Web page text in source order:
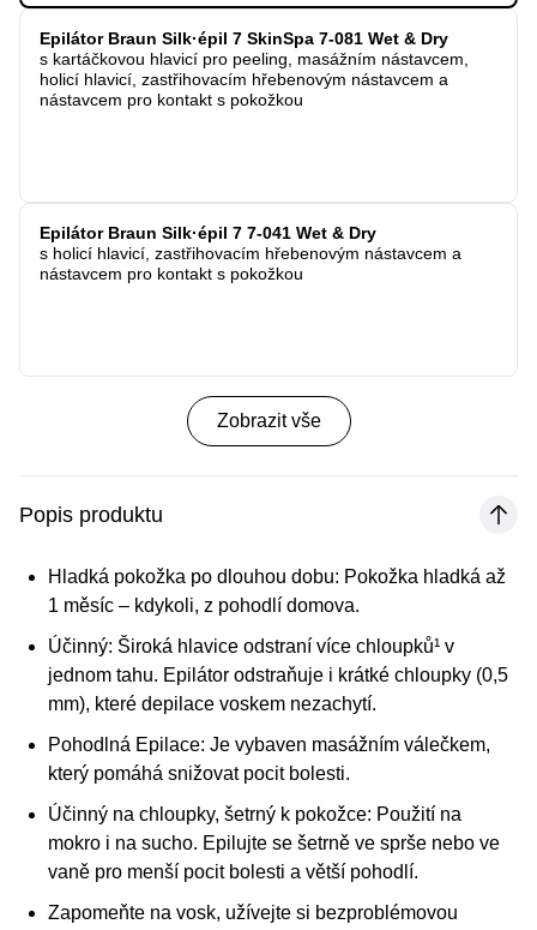
Epilátor Braun Silk·épil 7 SkinSpa 7-081 Wet & Dry
s kartáčkovou hlavicí pro peeling, masážním nástavcem,
holicí hlavicí, zastřihovacím hřebenovým nástavcem a
nástavcem pro kontakt s pokožkou
Epilátor Braun Silk·épil 7 7-041 Wet & Dry
s holicí hlavicí, zastřihovacím hřebenovým nástavcem a
nástavcem pro kontakt s pokožkou
Zobrazit vše
Popis produktu
Hladká pokožka po dlouhou dobu: Pokožka hladká až
1 měsíc – kdykoli, z pohodlí domova.
Účinný: Široká hlavice odstraní více chloupků¹ v
jednom tahu. Epilátor odstraňuje i krátké chloupky (0,5
mm), které depilace voskem nezachytí.
Pohodlná Epilace: Je vybaven masážním válečkem,
který pomáhá snižovat pocit bolesti.
Účinný na chloupky, šetrný k pokožce: Použití na
mokro i na sucho. Epilujte se šetrně ve sprše nebo ve
vaně pro menší pocit bolesti a větší pohodlí.
Zapomeňte na vosk, užívejte si bezproblémovou